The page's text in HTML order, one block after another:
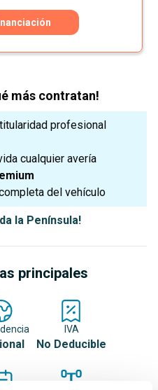
más contratan!
profesional
cualquier avería
del vehículo
la Península!
principales
IVA
No Deducible